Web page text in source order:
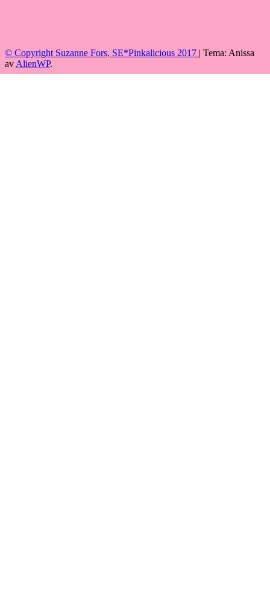
© Copyright Suzanne Fors, SE*Pinkalicious 2017 | Tema: Anissa
av AlienWP.